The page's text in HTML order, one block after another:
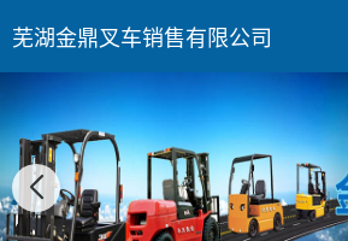
芜湖金鼎叉车销售有限公司